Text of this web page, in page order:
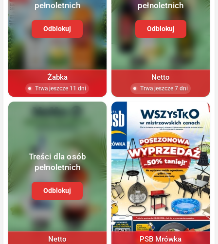
pełnoletnich
Odblokuj
Żabka
Trwa jeszcze 11 dni
pełnoletnich
Odblokuj
Netto
Trwa jeszcze 7 dni
Treści dla osób
pełnoletnich
Odblokuj
Netto PSB Mrówka